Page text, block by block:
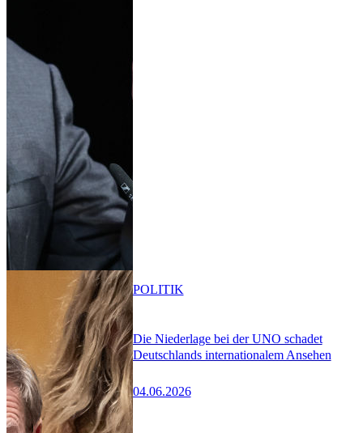
Die Niederlage bei der UNO schadet
Deutschlands internationalem Ansehen
04.06.2026
POLITIK